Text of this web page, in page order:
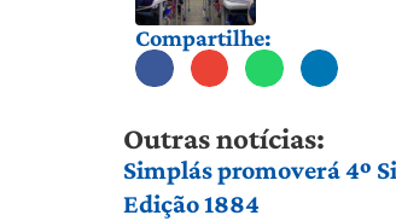
Compartilhe:
Outras notícias:
Simplás promoverá 4º
Edição 1884